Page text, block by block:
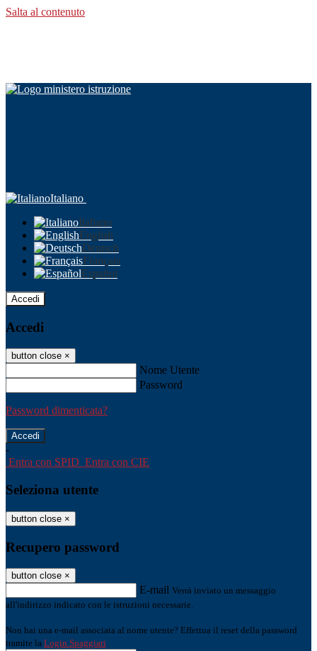
Salta al contenuto
Italiano
Italiano
English
Deutsch
Français
Español
Accedi
Accedi
button close ×
Nome Utente
Password
Password dimenticata?
-
Entra con SPID Entra con CIE
Seleziona utente
button close ×
Recupero password
button close ×
E-mail Verrà inviato un messaggio
all'indirizzo indicato con le istruzioni necessarie.
Non hai una e-mail associata al nome utente? Effettua il reset della password
tramite la Login Spaggiari